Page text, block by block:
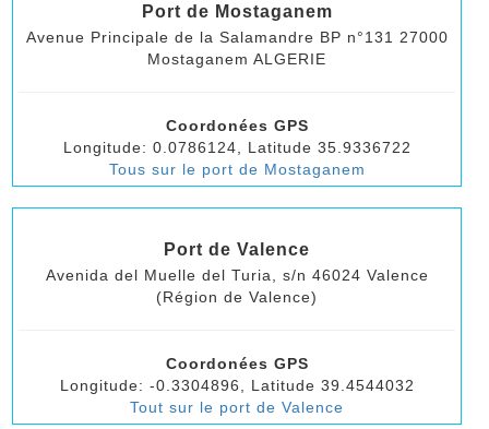
Port de Mostaganem
Avenue Principale de la Salamandre BP n°131 27000
Mostaganem ALGERIE
Coordonées GPS
Longitude: 0.0786124, Latitude 35.9336722
Tous sur le port de Mostaganem
Port de Valence
Avenida del Muelle del Turia, s/n 46024 Valence
(Région de Valence)
Coordonées GPS
Longitude: -0.3304896, Latitude 39.4544032
Tout sur le port de Valence